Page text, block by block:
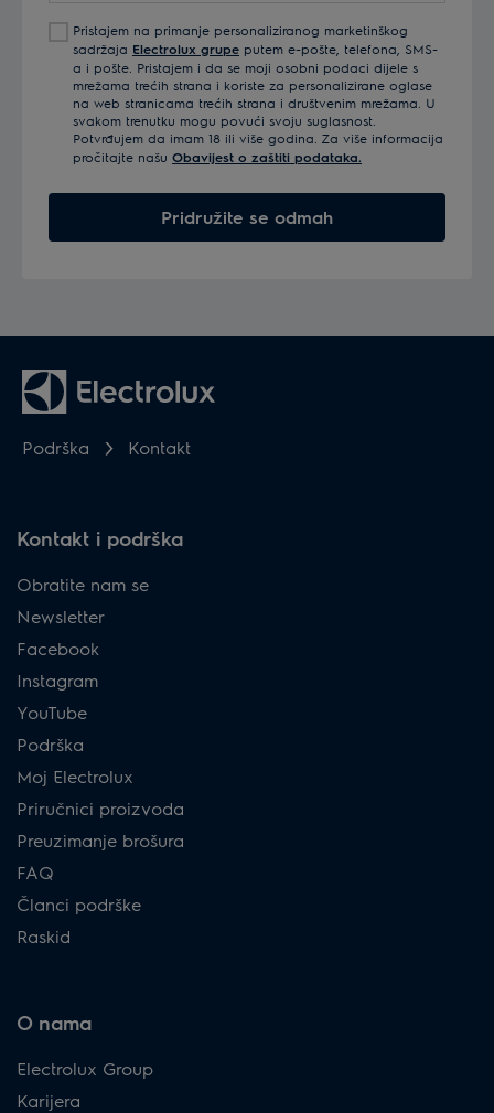
mail
adresu
Pristajem na primanje personaliziranog marketinškog
sadržaja Electrolux grupe putem e-pošte, telefona, SMS-
a i pošte. Pristajem i da se moji osobni podaci dijele s
mrežama trećih strana i koriste za personalizirane oglase
na web stranicama trećih strana i društvenim mrežama. U
svakom trenutku mogu povući svoju suglasnost.
Potvrđujem da imam 18 ili više godina. Za više informacija
pročitajte našu Obavijest o zaštiti podataka.
Pridružite se odmah
Podrška Kontakt
Kontakt i podrška
Obratite nam se
Newsletter
Facebook
Instagram
YouTube
Podrška
Moj Electrolux
Priručnici proizvoda
Preuzimanje brošura
FAQ
Članci podrške
Raskid
O nama
Electrolux Group
Karijera